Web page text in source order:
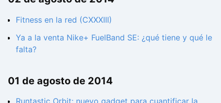
Fitness en la red (CXXXIII)
Ya a la venta Nike+ FuelBand SE: ¿qué tiene y qué le
falta?
01 de agosto de 2014